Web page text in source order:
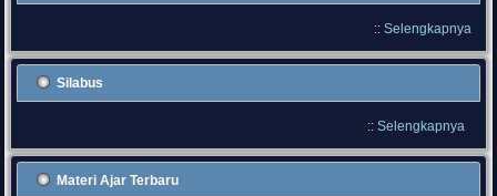
:: Selengkapnya
Silabus
:: Selengkapnya
Materi Ajar Terbaru